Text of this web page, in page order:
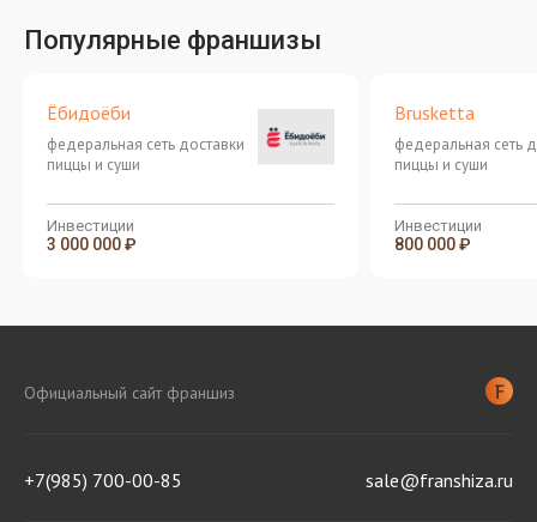
Популярные франшизы
Ёбидоёби
федеральная сеть доставки
пиццы и суши
Инвестиции
3 000 000 ₽
Brusketta
федеральная сеть
пиццы и суши
Инвестиции
800 000 ₽
Официальный сайт франшиз
+7(985) 700-00-85 sale@franshiza.ru